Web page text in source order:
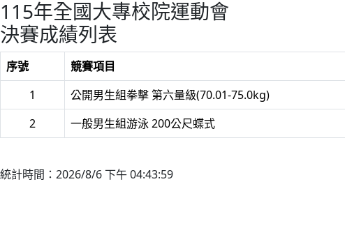
115年全國大專校院運動會
決賽成績列表
序號 競賽項目
1
公開男生組拳擊 第六量級(70.01-75.0kg)
2
一般男生組游泳 200公尺蝶式
統計時間：2026/8/6 下午 04:43:59